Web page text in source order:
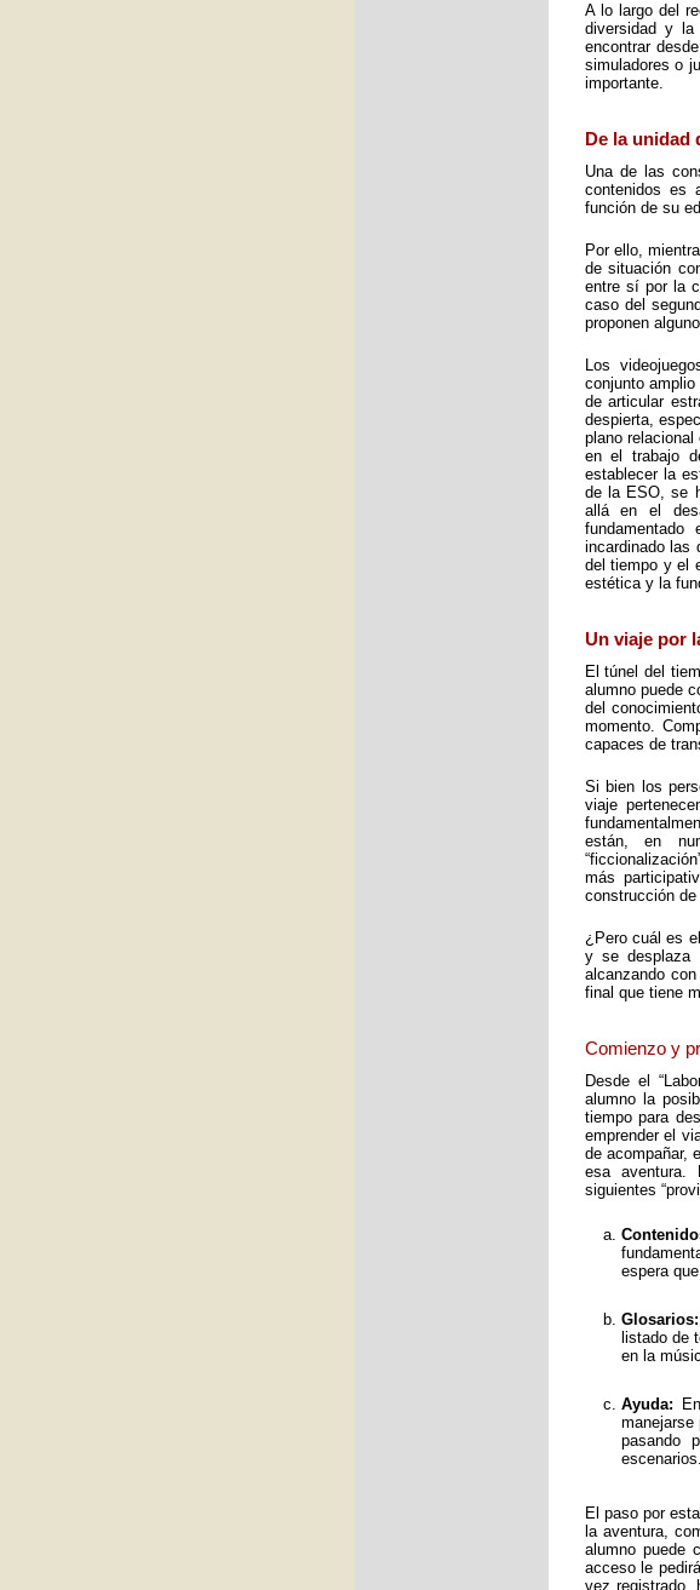
A lo largo del
diversidad y
encontrar
simuladores o
importante.
De la unidad
Una de las
contenidos es
función de su
Por ello,
de situación
entre sí por la
caso del
proponen
Los
conjunto
de articular
despierta,
plano
en el trabajo
establecer la
de la ESO, se
allá en el
incardinado las
del tiempo y el
estética y la
Un viaje por
El túnel del
alumno puede
del
momento.
capaces de
Si bien los
viaje
están, en
más
construcción
¿Pero cuál es
y se desplaza
alcanzando
final que tiene
Comienzo y
Desde el
alumno la
tiempo para
emprender el
de acompañar,
esa aventura.
siguientes
espera
Glosarios:
listado de
en la
Ayuda:
pasando
escenarios.
El paso por
la aventura,
alumno puede
acceso le
vez registrado,